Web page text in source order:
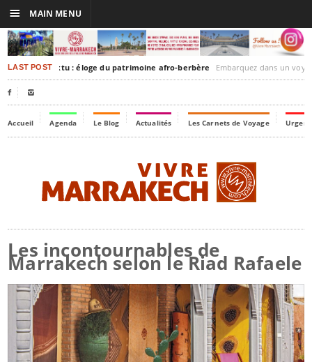
LAST POST
Timbuktu : éloge du patrimoine afro-berbère Embarquez dans un voyage culturel dans le
 
Accueil Agenda Le Blog Actualités Les Carnets de Voyage
Les incontournables de
Marrakech selon le Riad Rafaele
☰ MAIN MENU